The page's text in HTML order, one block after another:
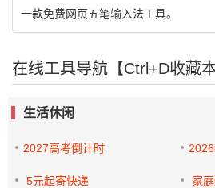
一款免费网页五笔输入法工具。
在线工具导航【Ctrl+D收藏本
生活休闲
2027高考倒计时
5元起寄快递 家